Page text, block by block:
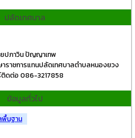
ปลัดเทศบาล
ปภาวิน ปัญญาเทพ
ราชการแทนปลัดเทศบาลตำบลหนองยวง
ติดต่อ 086-3217858
ข้อมูลทั่วไป
พื้นฐาน